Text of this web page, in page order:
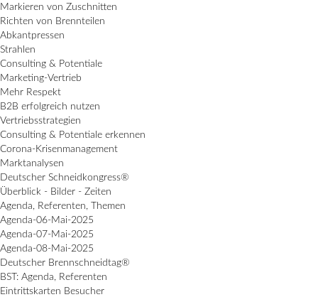
Markieren von Zuschnitten
Richten von Brennteilen
Abkantpressen
Strahlen
Consulting & Potentiale
Marketing-Vertrieb
Mehr Respekt
B2B erfolgreich nutzen
Vertriebsstrategien
Consulting & Potentiale erkennen
Corona-Krisenmanagement
Marktanalysen
Deutscher Schneidkongress®
Überblick - Bilder - Zeiten
Agenda, Referenten, Themen
Agenda-06-Mai-2025
Agenda-07-Mai-2025
Agenda-08-Mai-2025
Deutscher Brennschneidtag®
BST: Agenda, Referenten
Eintrittskarten Besucher